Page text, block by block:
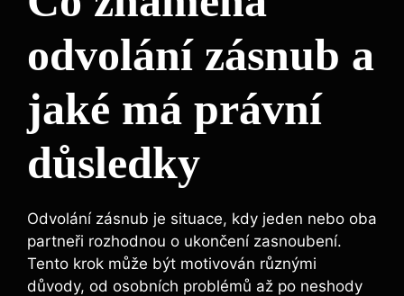
odvolání zásnub a
jaké má právní
důsledky
Odvolání zásnub je situace, kdy jeden nebo oba
partneři rozhodnou o ukončení zasnoubení.
Tento krok může být motivován různými
důvody, od osobních problémů až po neshody